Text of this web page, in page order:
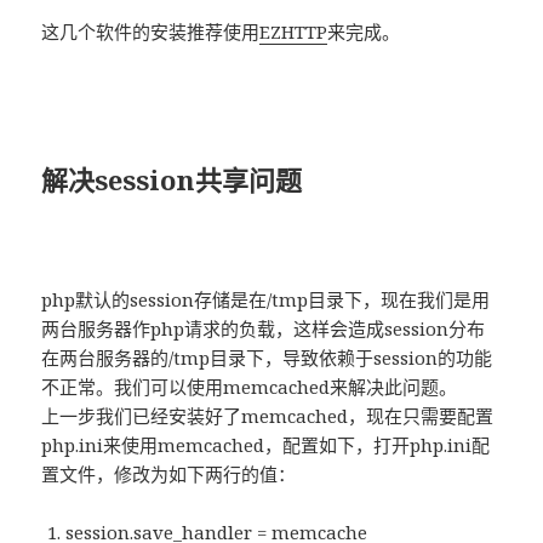
这几个软件的安装推荐使用EZHTTP来完成。
解决session共享问题
php默认的session存储是在/tmp目录下，现在我们是用
两台服务器作php请求的负载，这样会造成session分布
在两台服务器的/tmp目录下，导致依赖于session的功能
不正常。我们可以使用memcached来解决此问题。
上一步我们已经安装好了memcached，现在只需要配置
php.ini来使用memcached，配置如下，打开php.ini配
置文件，修改为如下两行的值：
session.save_handler = memcache